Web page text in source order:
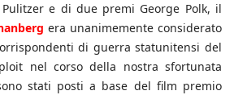
e di due premi George Polk, il
era unanimemente considerato
di guerra statunitensi del
nel corso della nostra sfortunata
stati posti a base del film premio